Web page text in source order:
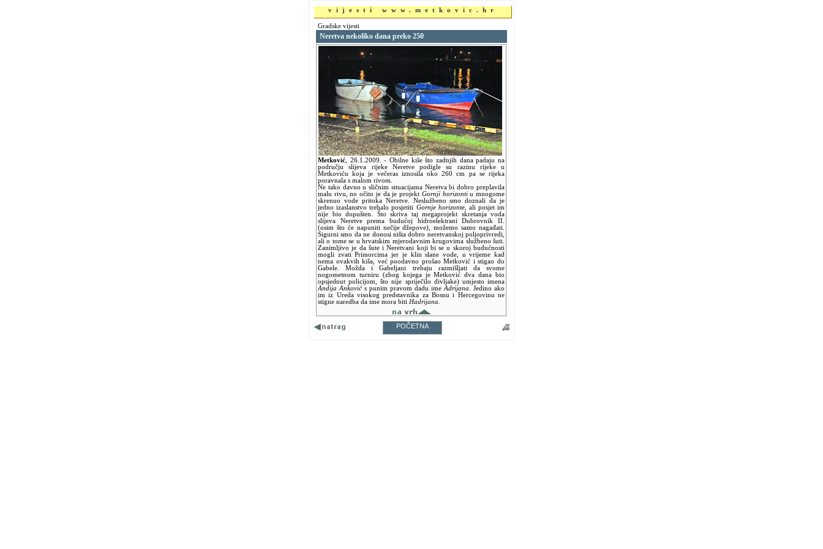
vijesti www.metkovic.hr
Gradske vijesti
Neretva nekoliko dana preko 250
Metković 26.1.2009.- Obilne kiše što zadnjih dana padaju na
području slijeva rijeke Neretve podigle su razinu rijeke u
Metkoviću koja je večeras iznosila oko 260 cm pa se rijeka
poravnala s malom rivom.
Ne tako davno u sličnim situacijama Neretva bi dobro preplavila
malu rivu, no očito je da je projekt Gornji horizontiu mnogome
skrenuo vode pritoka Neretve. Neslužbeno smo doznali da je
jedno izaslanstvo trebalo posjetiti Gornje horizonte, ali posjet im
nije bio dopušten. Što skriva taj megaprojekt skretanja voda
slijeva Neretve prema budućoj hidroelektrani Dubrovnik II.
(osim što će napuniti nečije džepove), možemo samo nagađati.
Sigurni smo da ne donosi ništa dobro neretvanskoj poljoprivredi,
ali o tome se u hrvatskim mjerodavnim krugovima službeno šuti.
Zanimljivo je da šute i Neretvani koji bi se u skoroj budućnosti
mogli zvati Primorcima jer je klin slane vode, u vrijeme kad
nema ovakvih kiša, već poodavno prošao Metković i stigao do
Gabele. Možda i Gabeljani trebaju razmišljati da svome
nogometnom turniru (zbog kojega je Metković dva dana bio
opsjednut policijom, što nije spriječilo divljake) umjesto imena
Andija Anković s punim pravom dadu ime Adrijana . Jedino ako
im iz Ureda visokog predstavnika za Bosnu i Hercegovinu ne
stigne naredba da ime mora biti Hadrijana
POČETNA